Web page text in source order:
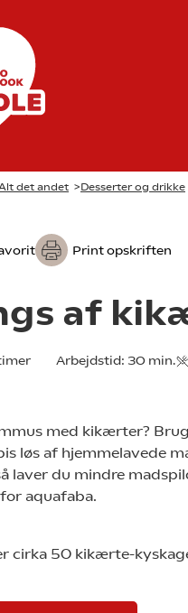
det andet >Desserter og drikke
Print opskriften
af
Arbejdstid: 30 min.
med kikærter?
løs af hjemmelavede
laver du mindre
aquafaba.
cirka 50 kikærte-